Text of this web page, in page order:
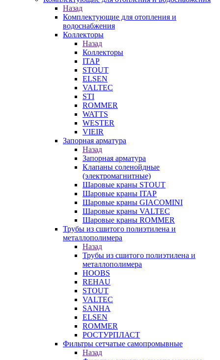
Назад
Комплектующие для отопления и
водоснабжения
Коллекторы
Назад
Коллекторы
ITAP
STOUT
ELSEN
VALTEC
STI
ROMMER
WATTS
WESTER
VIEIR
Запорная арматура
Назад
Запорная арматура
Клапаны соленойдные
(электромагнитные)
Шаровые краны STOUT
Шаровые краны ITAP
Шаровые краны GIACOMINI
Шаровые краны VALTEC
Шаровые краны ROMMER
Трубы из сшитого полиэтилена и
металлополимера
Назад
Трубы из сшитого полиэтилена и
металлополимера
HOOBS
REHAU
STOUT
VALTEC
SANHA
ELSEN
ROMMER
РОСТУРПЛАСТ
Фильтры сетчатые самопромывные
Назад